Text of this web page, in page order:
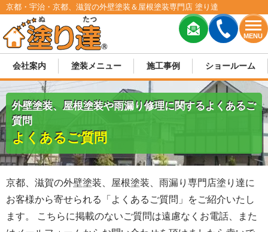
MENU
京都・宇治・京都、滋賀の外壁塗装＆屋根塗装専門店 塗り達
会社案内 塗装メニュー 施工事例 ショールーム
外壁塗装、屋根塗装や雨漏り修理に関するよくあるご
質問
よくあるご質問
京都、滋賀の外壁塗装、屋根塗装、雨漏り専門店塗り達に
お客様から寄せられる「よくあるご質問」をご紹介いたし
ます。 こちらに掲載のないご質問は遠慮なくお電話、また